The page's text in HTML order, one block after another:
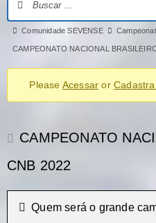
Comunidade SEVENSE
CAMPEONATO NACIONAL
Please Acessar or
CAMPEONATO
CNB 2022
Quem será o grande